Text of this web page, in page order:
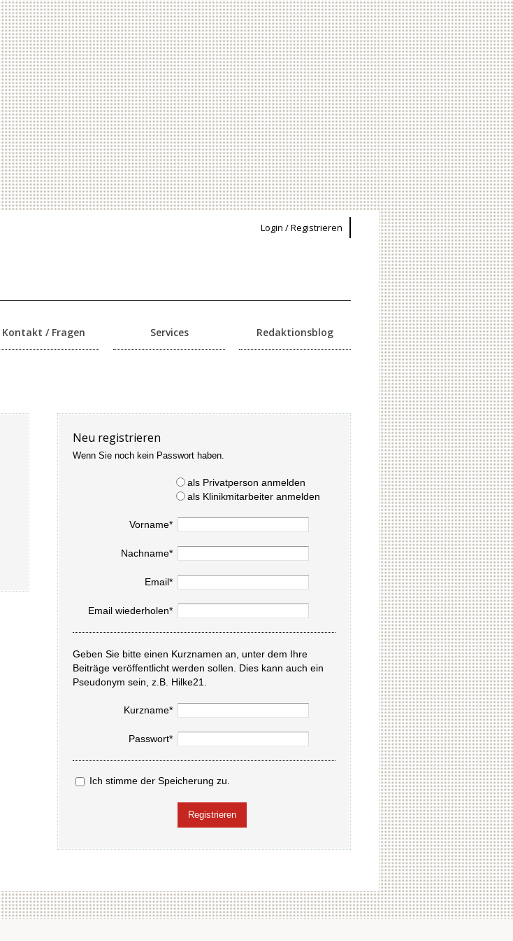
Login / Registrieren
Kontakt / Fragen Services Redaktionsblog
Neu registrieren
Wenn Sie noch kein Passwort haben.
als Privatperson anmelden
als Klinikmitarbeiter anmelden
Vorname*
Nachname*
Email*
Email wiederholen*
Geben Sie bitte einen Kurznamen an, unter dem Ihre
Beiträge veröffentlicht werden sollen. Dies kann auch ein
Pseudonym sein, z.B. Hilke21.
Kurzname*
Passwort*
Ich stimme der Speicherung zu.